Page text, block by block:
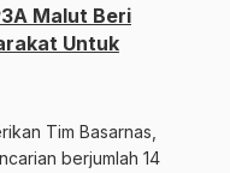
Malut Beri
Untuk
Tim Basarnas,
berjumlah 14